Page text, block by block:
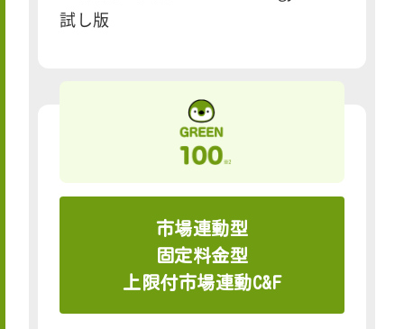
試し版
市場連動型
固定料金型
上限付市場連動C&F